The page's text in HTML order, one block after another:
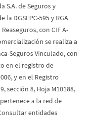
S.A. de Seguros y
la DGSFPC-595 y RGA
con CIF A-
se realiza a
Seguros Vinculado, con
en el registro de
y en el Registro
sección 8, Hoja M10188,
a la red de
entidades